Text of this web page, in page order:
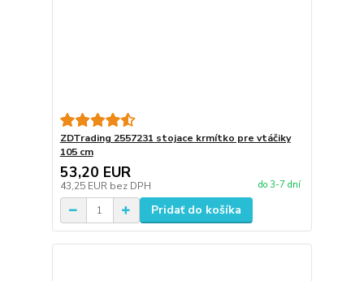
ZDTrading 2557231 stojace krmítko pre vtáčiky
105 cm
53,20 EUR
43,25 EUR bez DPH do 3-7 dní
Pridať do košíka